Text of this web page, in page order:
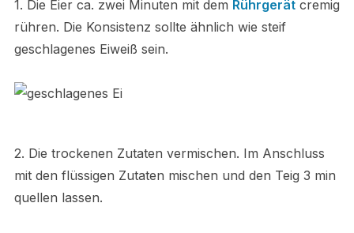
1. Die Eier ca. zwei Minuten mit dem Rührgerätcremig
rühren. Die Konsistenz sollte ähnlich wie steif
geschlagenes Eiweiß sein.
2. Die trockenen Zutaten vermischen. Im Anschluss
mit den flüssigen Zutaten mischen und den Teig 3 min
quellen lassen.